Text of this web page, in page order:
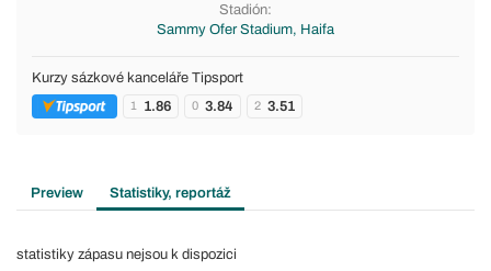
Stadión:
Sammy Ofer Stadium, Haifa
Kurzy sázkové kanceláře Tipsport
1 1.86 0 3.84 2 3.51
Preview Statistiky, reportáž
statistiky zápasu nejsou k dispozici